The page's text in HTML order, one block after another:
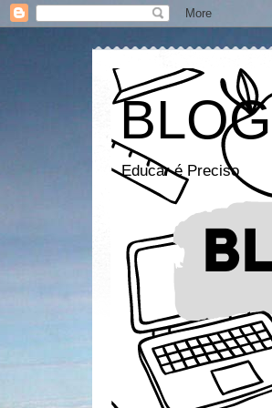
Educar é Preciso